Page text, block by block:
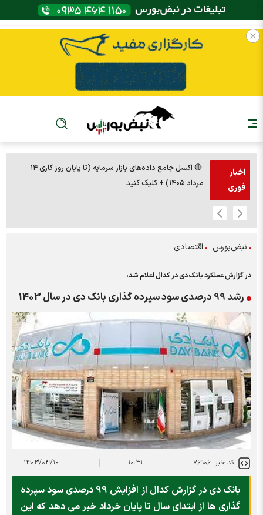
اخبار
فوری
🔴 اکسل جامع داده‌های بازار سرمایه (تا پایان روز کاری ۱۴
مرداد ۱۴۰۵) + کلیک کنید
نبض‌بورس اقتصادی
در گزارش عملکرد بانک دی در کدال اعلام شد،
رشد 99 درصدی سود سپرده گذاری بانک دی در سال 1403
کد خبر: ۷۶۹۰۶ ۱۰:۳۱ ۱۴۰۳/۰۴/۱۰
بانک دی در گزارش کدال از افزایش 99 درصدی سود سپرده
گذاری ها از ابتدای سال تا پایان خرداد خبر می دهد که این